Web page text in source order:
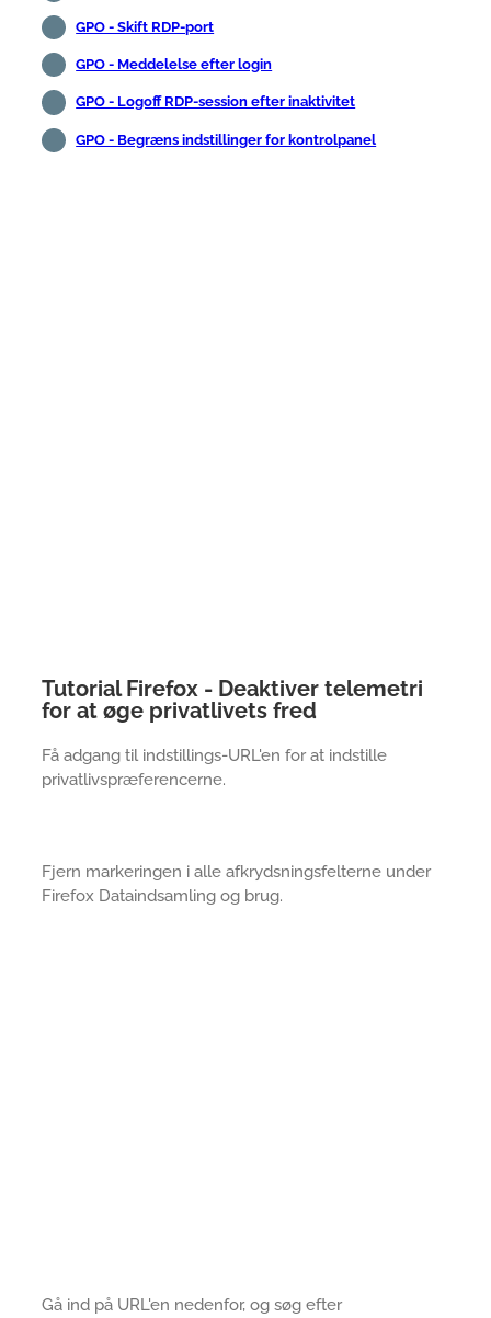
GPO - Skift RDP-port
GPO - Meddelelse efter login
GPO - Logoff RDP-session efter inaktivitet
GPO - Begræns indstillinger for kontrolpanel
Tutorial Firefox - Deaktiver telemetri
for at øge privatlivets fred
Få adgang til indstillings-URL'en for at indstille
privatlivspræferencerne.
Fjern markeringen i alle afkrydsningsfelterne under
Firefox Dataindsamling og brug.
Gå ind på URL'en nedenfor, og søg efter